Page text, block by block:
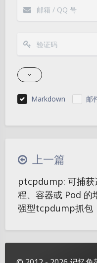
夜间模式
Markdown 邮
|´・ω・)ノ ヾ
∠( ᐛ 」∠)＿
୧(๑•̀⌄•́๑)૭
(´இ皿இ｀)
(╯°A°)╯︵○○○
上一篇
ptcpdump: 可捕获
程、容器或 Pod 的
强型tcpdump抓包